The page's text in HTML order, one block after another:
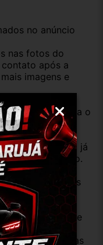
no anúncio
nas fotos do
após a
imagens e
seu veículo seja o
perfeitamente.
pois o veículo já
em ótimo estado.
e enviar, elas
desgaste
apenas as
que nossas